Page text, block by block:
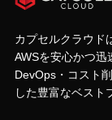
カプセルクラウド
AWSを安心かつ迅
DevOps・コスト
した豊富なベスト